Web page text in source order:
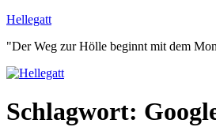
Zum
springen
Hellegatt
"Der Weg zur Hölle beginnt mit dem
Schlagwort: